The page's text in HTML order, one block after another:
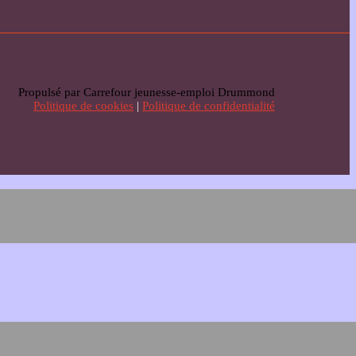
Propulsé par Carrefour jeunesse-emploi Drummond
Politique de cookies | Politique de confidentialité